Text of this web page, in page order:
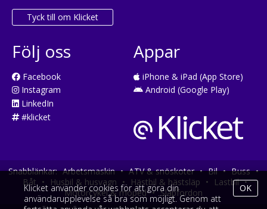
Tyck till om Klicket
Följ oss
Facebook
Instagram
LinkedIn
#klicket
Appar
iPhone & iPad (App Store)
Android (Google Play)
Snabblänkar: Arbetsmaskin • ATV & snöskoter • Bil • Buss •
Båt • Husbil & husvagn • Hästbil & hästsläp • Lastbil •
Motorcykel & moped • Släpfordon
Klicket använder cookies för att göra din
användarupplevelse så bra som möjligt. Genom att
OK